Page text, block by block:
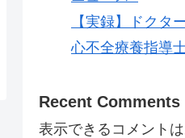
【実録】ドクタ
心不全療養指導
Recent Comments
表示できるコメントは